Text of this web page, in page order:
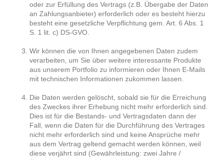
oder zur Erfüllung des Vertrags (z.B. Übergabe der Daten
an Zahlungsanbieter) erforderlich oder es besteht hierzu
besteht eine gesetzliche Verpflichtung gem. Art. 6 Abs. 1
S. 1 lit. c) DS-GVO.
Wir können die von Ihnen angegebenen Daten zudem
verarbeiten, um Sie über weitere interessante Produkte
aus unserem Portfolio zu informieren oder Ihnen E-Mails
mit technischen Informationen zukommen lassen.
Die Daten werden gelöscht, sobald sie für die Erreichung
des Zweckes ihrer Erhebung nicht mehr erforderlich sind.
Dies ist für die Bestands- und Vertragsdaten dann der
Fall, wenn die Daten für die Durchführung des Vertrages
nicht mehr erforderlich sind und keine Ansprüche mehr
aus dem Vertrag geltend gemacht werden können, weil
diese verjährt sind (Gewährleistung: zwei Jahre /